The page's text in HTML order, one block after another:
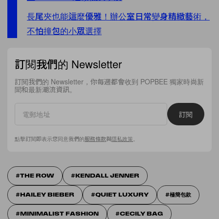
長尾夾也能這麼優雅！辦公室日常變身精緻藝術，
不怕撞包的小眾選擇
訂閱我們的 Newsletter
訂閱我們的 Newsletter，你每週都會收到 POPBEE 獨家時尚新
聞和最新潮流資訊。
訂閱
點擊訂閱即表示您同意我們的服務條款與隱私政策。
THE ROW KENDALL JENNER
HAILEY BIEBER QUIET LUXURY 極簡包款
MINIMALIST FASHION CECILY BAG